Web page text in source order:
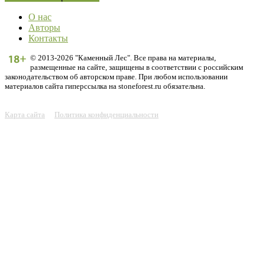
О нас
Авторы
Контакты
© 2013-2026 "Каменный Лес". Все права на материалы,
размещенные на сайте, защищены в соответствии с российским
законодательством об авторском праве. При любом использовании
материалов сайта гиперссылка на stoneforest.ru обязательна.
Карта сайта Политика конфиденциальности